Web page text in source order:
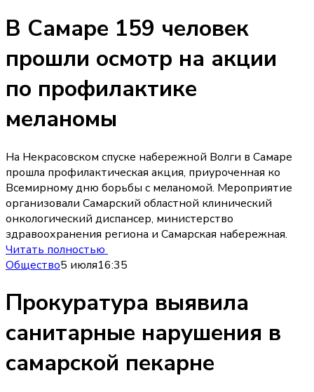
В Самаре 159 человек
прошли осмотр на акции
по профилактике
меланомы
На Некрасовском спуске набережной Волги в Самаре
прошла профилактическая акция, приуроченная ко
Всемирному дню борьбы с меланомой. Мероприятие
организовали Самарский областной клинический
онкологический диспансер, министерство
здравоохранения региона и Самарская набережная.
Читать полностью
Общество5 июля16:35
Прокуратура выявила
санитарные нарушения в
самарской пекарне